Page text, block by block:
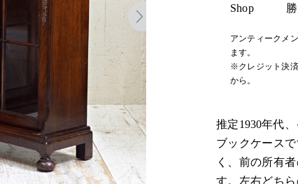
Shop
アンティークメ
ます。
※クレジット決
から。
推定1930年代
ブックケース
く、前の所有
す。左右どち